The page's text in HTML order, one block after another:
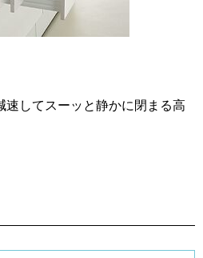
速してスーッと静かに閉まる高